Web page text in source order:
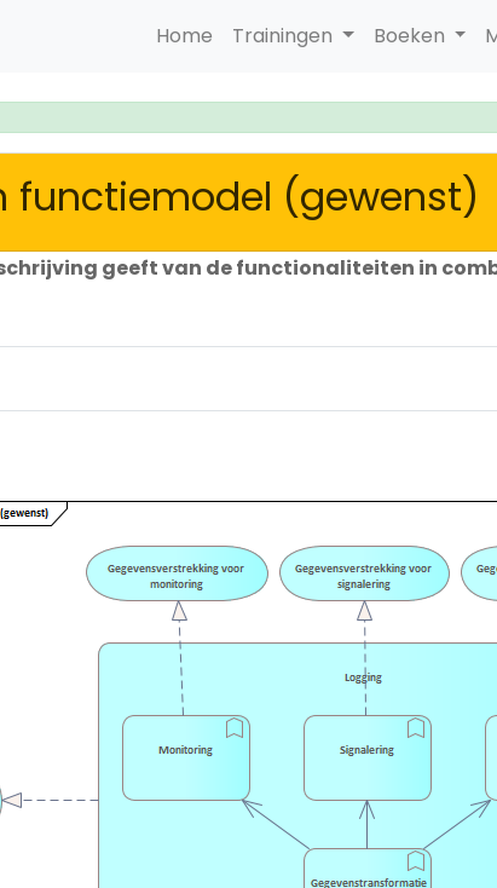
Home Trainingen Boeken
functiemodel (gewenst)
geeft van de functionaliteiten in